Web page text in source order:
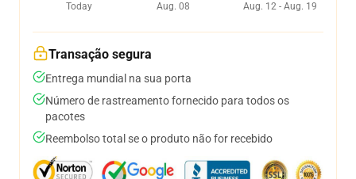
Today
Aug. 08
Aug. 12 - Aug. 19
Transação segura
Entrega mundial na sua porta
Número de rastreamento fornecido para todos os
pacotes
Reembolso total se o produto não for recebido